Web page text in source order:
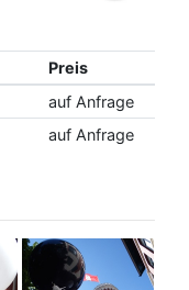
Preis
auf Anfrage
auf Anfrage